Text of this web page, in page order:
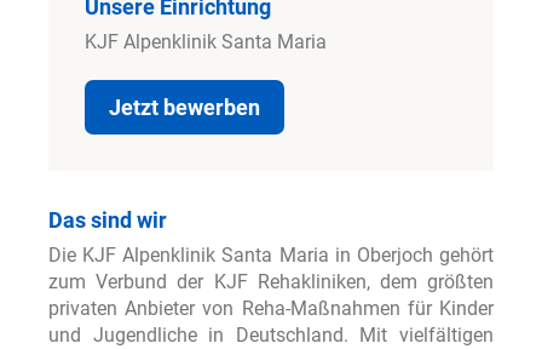
Unsere Einrichtung
KJF Alpenklinik Santa Maria
Jetzt bewerben
Das sind wir
Die KJF Alpenklinik Santa Maria in Oberjoch gehört
zum Verbund der KJF Rehakliniken, dem größten
privaten Anbieter von Reha-Maßnahmen für Kinder
und Jugendliche in Deutschland. Mit vielfältigen